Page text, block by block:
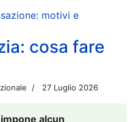
motivi e
cosa fare
27 Luglio 2026
alcun